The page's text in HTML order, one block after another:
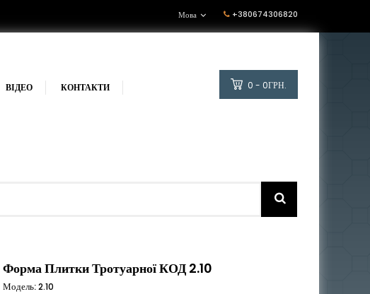
+380674306820
Мова
ВІДЕО
КОНТАКТИ
0 - 0ГРН.
Форма Плитки Тротуарної КОД 2.10
Модель:2.10